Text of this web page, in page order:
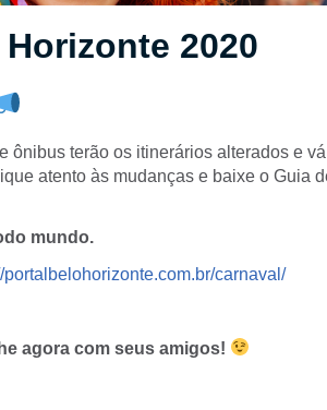
2020
ônibus terão os itinerários alterados e
atento às mudanças e baixe o Guia
mundo.
portalbelohorizonte.com.br/carnaval/
agora com seus amigos!